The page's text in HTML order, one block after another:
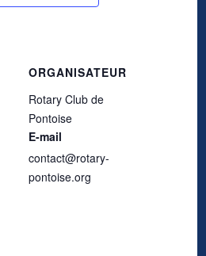
ORGANISATEUR
Rotary Club de
Pontoise
E-mail
contact@rotary-
pontoise.org